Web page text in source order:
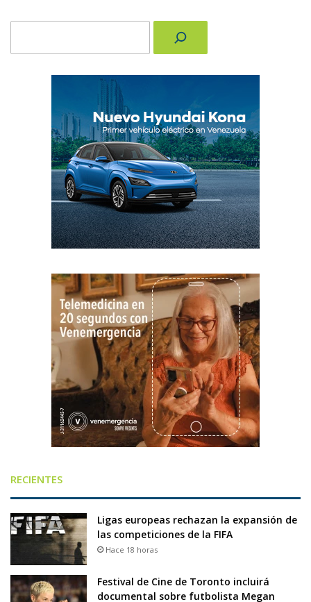
RECIENTES
Ligas europeas rechazan la expansión de
las competiciones de la FIFA
Hace 18 horas
Festival de Cine de Toronto incluirá
documental sobre futbolista Megan